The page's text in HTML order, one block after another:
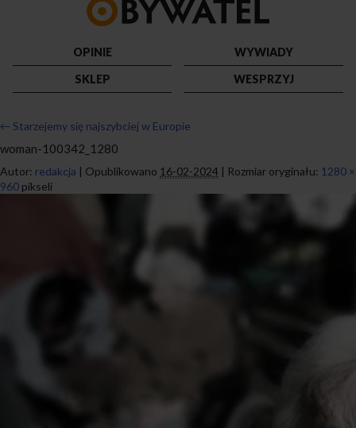
strony
OPINIE
WYWIADY
SKLEP
WESPRZYJ
← Starzejemy się najszybciej w Europie
woman-100342_1280
Autor: redakcja | Opublikowano 16-02-2024 | Rozmiar oryginału: 1280 ×
960 pikseli